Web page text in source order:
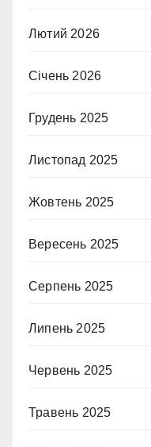
Лютий 2026
Січень 2026
Грудень 2025
Листопад 2025
Жовтень 2025
Вересень 2025
Серпень 2025
Липень 2025
Червень 2025
Травень 2025